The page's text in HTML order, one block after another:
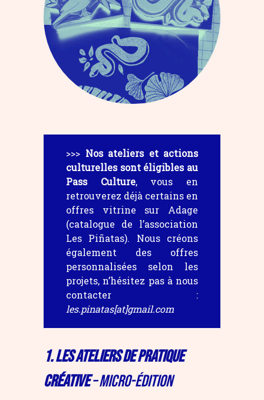
>>> Nos ateliers et actions
culturelles sont éligibles au
Pass Culture, vous en
retrouverez déjà certains en
offres vitrine sur Adage
(catalogue de l’association
Les Piñatas). Nous créons
également des offres
personnalisées selon les
projets, n’hésitez pas à nous
contacter :
les.pinatas[at]gmail.com
1. LES ATELIERS DE PRATIQUE
CRÉATIVE– Micro-édition